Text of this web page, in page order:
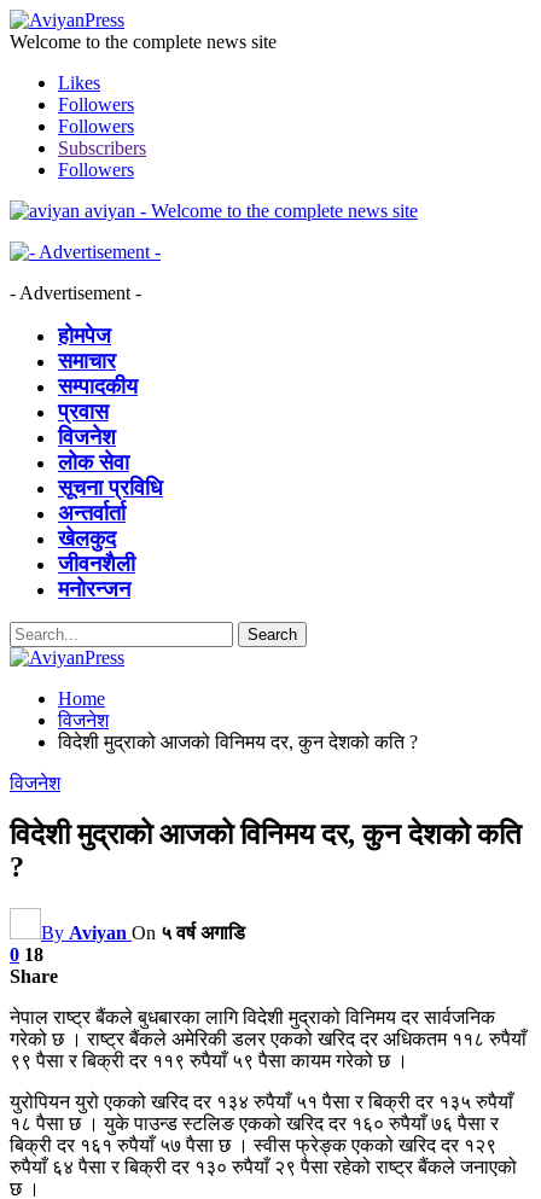
Welcome to the complete news site
Likes
Followers
Followers
Subscribers
Followers
aviyan - Welcome to the complete news site
- Advertisement -
होमपेज
समाचार
सम्पादकीय
प्रवास
विजनेश
लोक सेवा
सूचना प्रविधि
अन्तर्वार्ता
खेलकुद
जीवनशैली
मनोरन्जन
Home
विजनेश
विदेशी मुद्राको आजको विनिमय दर, कुन देशको कति ?
विजनेश
विदेशी मुद्राको आजको विनिमय दर, कुन देशको कति
?
By Aviyan On ५ वर्ष अगाडि
0 18
Share
नेपाल राष्ट्र बैंकले बुधबारका लागि विदेशी मुद्राको विनिमय दर सार्वजनिक
गरेको छ । राष्ट्र बैंकले अमेरिकी डलर एकको खरिद दर अधिकतम ११८ रुपैयाँ
९९ पैसा र बिक्री दर ११९ रुपैयाँ ५९ पैसा कायम गरेको छ ।
युरोपियन युरो एकको खरिद दर १३४ रुपैयाँ ५१ पैसा र बिक्री दर १३५ रुपैयाँ
१८ पैसा छ । युके पाउन्ड स्टलिङ एकको खरिद दर १६० रुपैयाँ ७६ पैसा र
बिक्री दर १६१ रुपैयाँ ५७ पैसा छ । स्वीस फ्रेङ्क एकको खरिद दर १२९
रुपैयाँ ६४ पैसा र बिक्री दर १३० रुपैयाँ २९ पैसा रहेको राष्ट्र बैंकले जनाएको
छ ।